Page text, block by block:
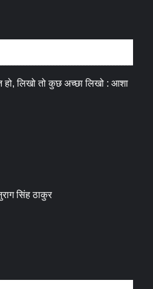
हो, लिखो तो कुछ अच्छा लिखो : आशा
सिंह ठाकुर